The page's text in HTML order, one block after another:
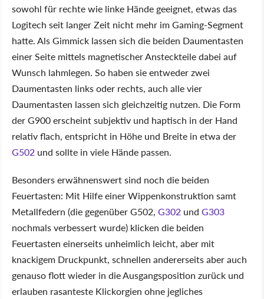
sowohl für rechte wie linke Hände geeignet, etwas das
Logitech seit langer Zeit nicht mehr im Gaming-Segment
hatte. Als Gimmick lassen sich die beiden Daumentasten
einer Seite mittels magnetischer Ansteckteile dabei auf
Wunsch lahmlegen. So haben sie entweder zwei
Daumentasten links oder rechts, auch alle vier
Daumentasten lassen sich gleichzeitig nutzen. Die Form
der G900 erscheint subjektiv und haptisch in der Hand
relativ flach, entspricht in Höhe und Breite in etwa der
G502 und sollte in viele Hände passen.
Besonders erwähnenswert sind noch die beiden
Feuertasten: Mit Hilfe einer Wippenkonstruktion samt
Metallfedern (die gegenüber G502, G302 und G303
nochmals verbessert wurde) klicken die beiden
Feuertasten einerseits unheimlich leicht, aber mit
knackigem Druckpunkt, schnellen andererseits aber auch
genauso flott wieder in die Ausgangsposition zurück und
erlauben rasanteste Klickorgien ohne jegliches